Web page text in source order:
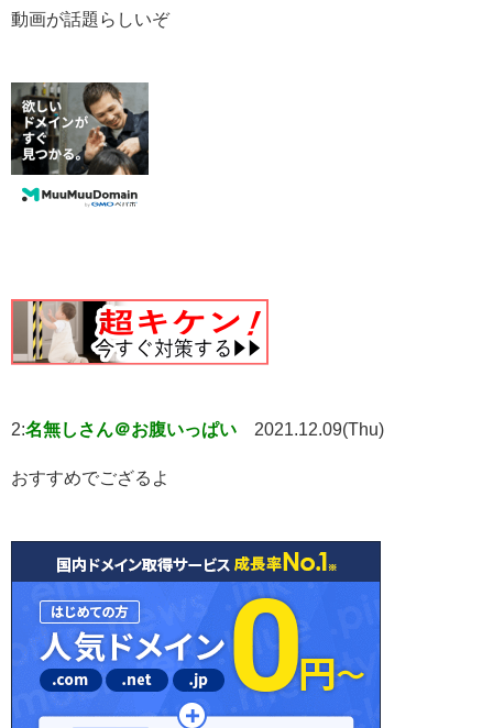
動画が話題らしいぞ
2:名無しさん＠お腹いっぱい 2021.12.09(Thu)
おすすめでござるよ